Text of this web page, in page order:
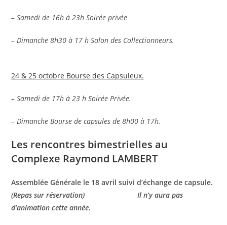
– Samedi de 16h à 23h Soirée privée
– Dimanche 8h30 à 17 h Salon des Collectionneurs.
24 & 25 octobre Bourse des Capsuleux.
– Samedi de 17h à 23 h Soirée Privée.
– Dimanche Bourse de capsules de 8h00 à 17h.
Les rencontres bimestrielles au
Complexe Raymond LAMBERT
Assemblée Générale le 18 avril suivi d’échange de capsule.
(Repas sur réservation) Il n’y aura pas
d’animation cette année.